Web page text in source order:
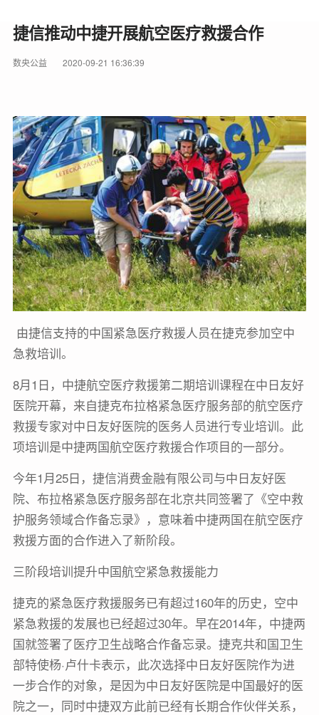
捷信推动中捷开展航空医疗救援合作
数央公益 2020-09-21 16:36:39
由捷信支持的中国紧急医疗救援人员在捷克参加空中
急救培训。
8月1日，中捷航空医疗救援第二期培训课程在中日友好
医院开幕，来自捷克布拉格紧急医疗服务部的航空医疗
救援专家对中日友好医院的医务人员进行专业培训。此
项培训是中捷两国航空医疗救援合作项目的一部分。
今年1月25日，捷信消费金融有限公司与中日友好医
院、布拉格紧急医疗服务部在北京共同签署了《空中救
护服务领域合作备忘录》，意味着中捷两国在航空医疗
救援方面的合作进入了新阶段。
三阶段培训提升中国航空紧急救援能力
捷克的紧急医疗救援服务已有超过160年的历史，空中
紧急救援的发展也已经超过30年。早在2014年，中捷两
国就签署了医疗卫生战略合作备忘录。捷克共和国卫生
部特使杨·卢什卡表示，此次选择中日友好医院作为进
一步合作的对象，是因为中日友好医院是中国最好的医
院之一，同时中捷双方此前已经有长期合作伙伴关系，